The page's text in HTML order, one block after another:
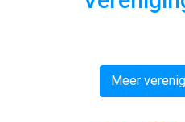
Meer